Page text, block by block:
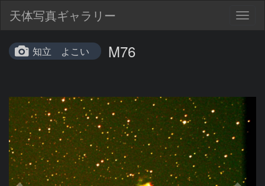
天体写真ギャラリー
知立 よこい M76